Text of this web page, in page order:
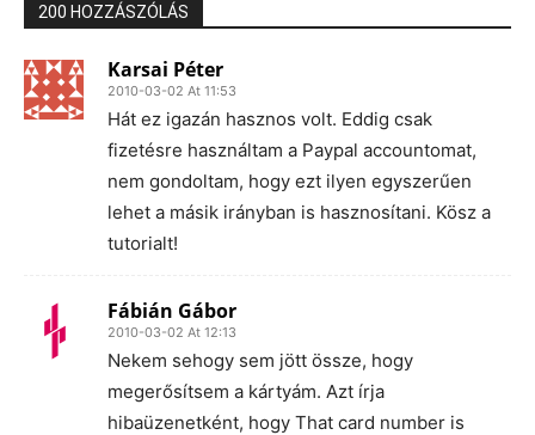
200 HOZZÁSZÓLÁS
Karsai Péter
2010-03-02 At 11:53
Hát ez igazán hasznos volt. Eddig csak
fizetésre használtam a Paypal accountomat,
nem gondoltam, hogy ezt ilyen egyszerűen
lehet a másik irányban is hasznosítani. Kösz a
tutorialt!
Fábián Gábor
2010-03-02 At 12:13
Nekem sehogy sem jött össze, hogy
megerősítsem a kártyám. Azt írja
hibaüzenetként, hogy That card number is